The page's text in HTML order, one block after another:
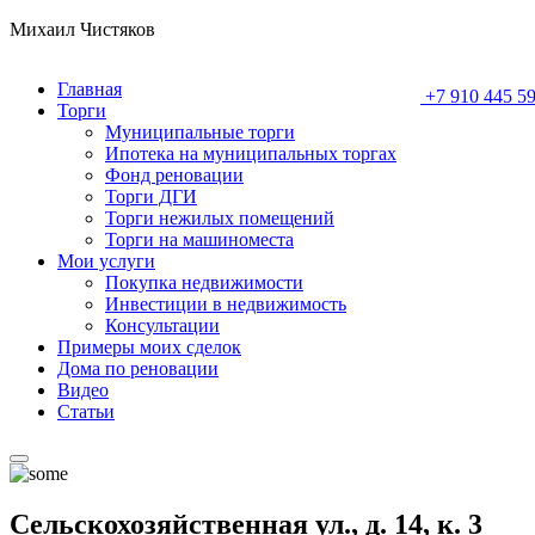
Михаил Чистяков
Главная
Торги
Муниципальные торги
Ипотека на муниципальных торгах
Фонд реновации
Торги ДГИ
Торги нежилых помещений
Торги на машиноместа
Мои услуги
Покупка недвижимости
Инвестиции в недвижимость
Консультации
Примеры моих сделок
Дома по реновации
Видео
Статьи
+7 910 445
Сельскохозяйственная ул., д. 14, к. 3